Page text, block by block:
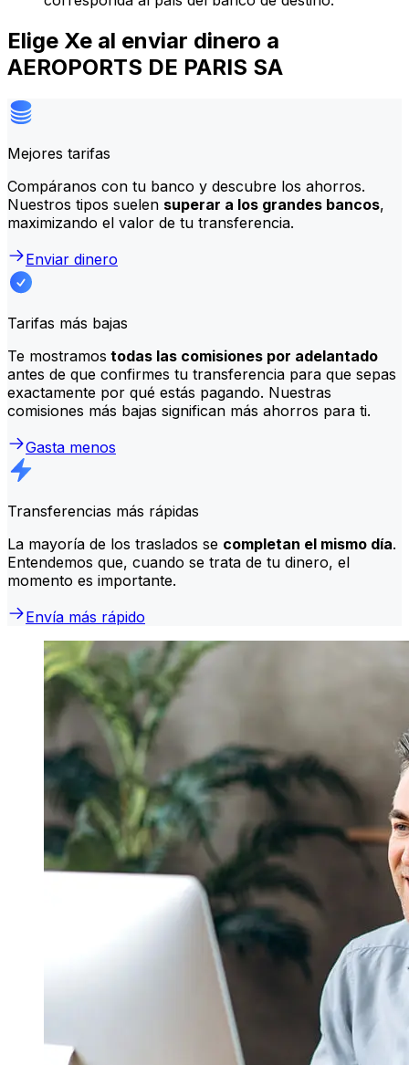
Elige Xe al enviar dinero a
AEROPORTS DE PARIS SA
Mejores tarifas
Compáranos con tu banco y descubre los ahorros.
Nuestros tipos suelen superar a los grandes bancos,
maximizando el valor de tu transferencia.
Enviar dinero
Tarifas más bajas
Te mostramos todas las comisiones por adelantado
antes de que confirmes tu transferencia para que sepas
exactamente por qué estás pagando. Nuestras
comisiones más bajas significan más ahorros para ti.
Gasta menos
Transferencias más rápidas
La mayoría de los traslados se completan el mismo día.
Entendemos que, cuando se trata de tu dinero, el
momento es importante.
Envía más rápido